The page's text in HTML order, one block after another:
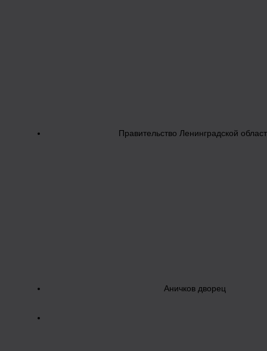
Правительство Ленинградской
Аничков дворец